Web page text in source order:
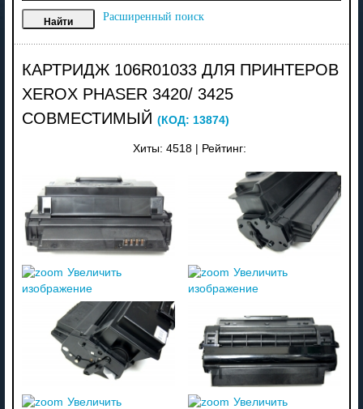
Расширенный поиск
КАРТРИДЖ 106R01033 ДЛЯ ПРИНТЕРОВ
XEROX PHASER 3420/ 3425
СОВМЕСТИМЫЙ (КОД: 13874)
Хиты: 4518 Рейтинг:
Увеличить
изображение
Увеличить
изображение
Увеличить
Увеличить